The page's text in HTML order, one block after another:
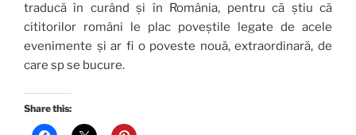
traducă în curând și în România, pentru că știu că
cititorilor români le plac poveștile legate de acele
evenimente și ar fi o poveste nouă, extraordinară, de
care sp se bucure.
Share this: